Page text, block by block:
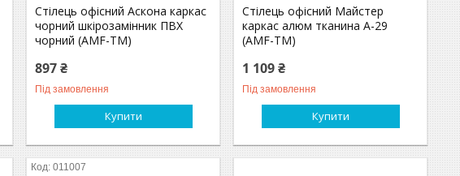
Стілець офісний Аскона каркас
чорний шкірозамінник ПВХ
чорний (AMF-ТМ)
897 ₴
Під замовлення
Купити
Стілець офісний Майстер
каркас алюм тканина А-29
(AMF-ТМ)
1 109 ₴
Під замовлення
Купити
011007